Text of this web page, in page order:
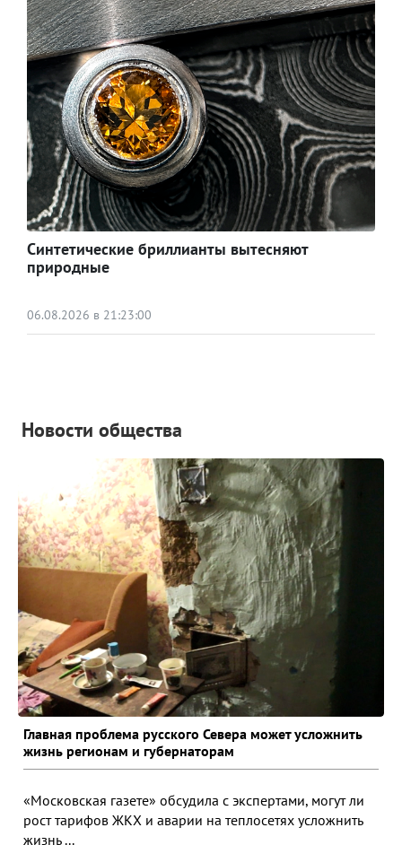
Синтетические бриллианты вытесняют
природные
06.08.2026 в 21:23:00
Новости общества
Главная проблема русского Севера может усложнить
жизнь регионам и губернаторам
«Московская газете» обсудила с экспертами, могут ли
рост тарифов ЖКХ и аварии на теплосетях усложнить
жизнь ...